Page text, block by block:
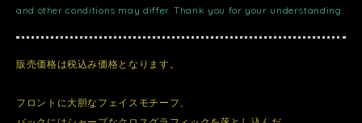
and other conditions may differ. Thank you for your understanding.
販売価格は税込み価格となります。
フロントに大胆なフェイスモチーフ、